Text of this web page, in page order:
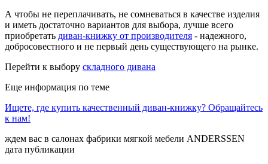
А чтобы не переплачивать, не сомневаться в качестве изделия
и иметь достаточно вариантов для выбора, лучше всего
приобретать диван-книжку от производителя - надежного,
добросовестного и не первый день существующего на рынке.
Перейти к выбору складного дивана
Еще информация по теме
Ищете, где купить качественный диван-книжку? Обращайтесь
к нам!
ждем вас в салонах фабрики мягкой мебели ANDERSSEN
дата публикации